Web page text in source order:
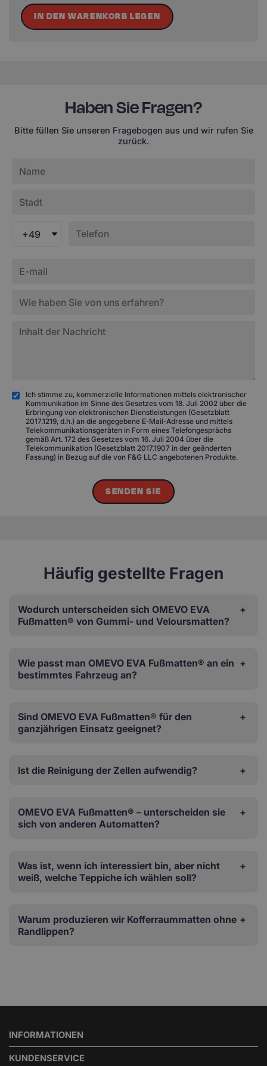
IN DEN WARENKORB LEGEN
Haben Sie Fragen?
Bitte füllen Sie unseren Fragebogen aus und wir rufen Sie
zurück.
+49
Ich stimme zu, kommerzielle Informationen mittels elektronischer
Kommunikation im Sinne des Gesetzes vom 18. Juli 2002 über die
Erbringung von elektronischen Dienstleistungen (Gesetzblatt
2017.1219, d.h.) an die angegebene E-Mail-Adresse und mittels
Telekommunikationsgeräten in Form eines Telefongesprächs
gemäß Art. 172 des Gesetzes vom 16. Juli 2004 über die
Telekommunikation (Gesetzblatt 2017.1907 in der geänderten
Fassung) in Bezug auf die von F&G LLC angebotenen Produkte.
SENDEN SIE
Häufig gestellte Fragen
Wodurch unterscheiden sich OMEVO EVA
Fußmatten® von Gummi- und Veloursmatten?
Wie passt man OMEVO EVA Fußmatten® an ein
bestimmtes Fahrzeug an?
Sind OMEVO EVA Fußmatten® für den
ganzjährigen Einsatz geeignet?
Ist die Reinigung der Zellen aufwendig?
OMEVO EVA Fußmatten® – unterscheiden sie
sich von anderen Automatten?
Was ist, wenn ich interessiert bin, aber nicht
weiß, welche Teppiche ich wählen soll?
Warum produzieren wir Kofferraummatten ohne
Randlippen?
INFORMATIONEN
KUNDENSERVICE